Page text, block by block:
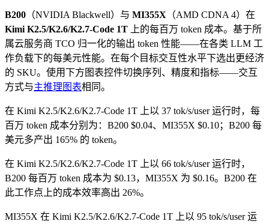
B200 （NVIDIA Blackwell）与 MI355X （AMD CDNA 4）在
Kimi K2.5/K2.6/K2.7-Code 1T 上的每百万 token 成本。基于所
属云服务商 TCO 归一化的输出 token 性能——在各类 LLM 工
作负载下的每美元性能。在每个目标交互性水平下选出更经济
的 SKU。使用下方图表控件切换序列、精度和指标——交互
方式与主推理图表相同。
在 Kimi K2.5/K2.6/K2.7-Code 1T 上以 37 tok/s/user 运行时，每
百万 token 成本分别为：B200 $0.04、MI355X $0.10；B200 每
美元多产出 165% 的 token。
在 Kimi K2.5/K2.6/K2.7-Code 1T 上以 66 tok/s/user 运行时，
B200 每百万 token 成本为 $0.13，MI355X 为 $0.16。B200 在
此工作点上的成本效率高出 26%。
MI355X 在 Kimi K2.5/K2.6/K2.7-Code 1T 上以 95 tok/s/user 运